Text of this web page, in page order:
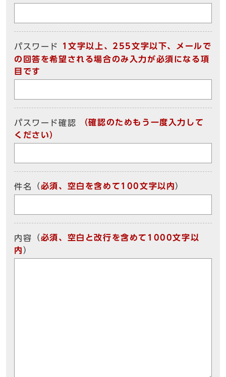
パスワード
1文字以上、255文字以下、メールで
の回答を希望される場合のみ入力が必須になる項
目です
パスワード確認
（確認のためもう一度入力して
ください）
件名 （必須、空白を含めて100文字以内）
内容 （必須、空白と改行を含めて1000文字以
内 ）